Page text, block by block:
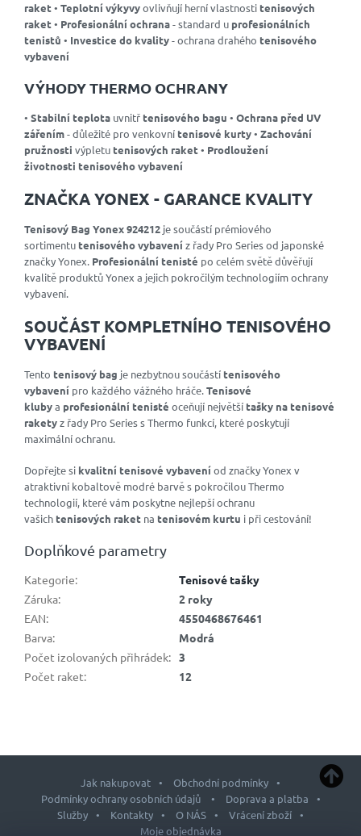
raket• Teplotní výkyvyovlivňují herní vlastnostitenisových
raket• Profesionální ochrana- standard u profesionálních
tenistů • Investice do kvality- ochrana drahého tenisového
vybavení
VÝHODY THERMO OCHRANY
• Stabilní teplota uvnitřtenisového bagu • Ochrana před UV
zářením- důležité pro venkovnítenisové kurty• Zachování
pružnosti výpletutenisových raket• Prodloužení
životnosti tenisového vybavení
ZNAČKA YONEX - GARANCE KVALITY
Tenisový Bag Yonex 924212 je součástí prémiového
sortimentutenisového vybavení z řady Pro Series od japonské
značky Yonex. Profesionální tenisté po celém světě důvěřují
kvalitě produktů Yonex a jejich pokročilým technologiím ochrany
vybavení.
SOUČÁST KOMPLETNÍHO TENISOVÉHO
VYBAVENÍ
Tento tenisový bag je nezbytnou součástítenisového
vybavení pro každého vážného hráče.Tenisové
klubya profesionální tenisté oceňují největšítašky na tenisové
raketyz řady Pro Series s Thermo funkcí, které poskytují
maximální ochranu.
Dopřejte si kvalitní tenisové vybavení od značky Yonex v
atraktivní kobaltově modré barvě s pokročilou Thermo
technologií, které vám poskytne nejlepší ochranu
vašichtenisových raket na tenisovém kurtu i při cestování!
Doplňkové parametry
Kategorie:
Tenisové tašky
Záruka:
2 roky
EAN:
4550468676461
Barva:
Modrá
Počet izolovaných přihrádek: 3
Počet raket: 12
Jak nakupovat
Obchodní podmínky
Podmínky ochrany osobních údajů
Doprava a platba
Služby
Kontakty O NÁS
Vrácení zboží
Moje objednávka